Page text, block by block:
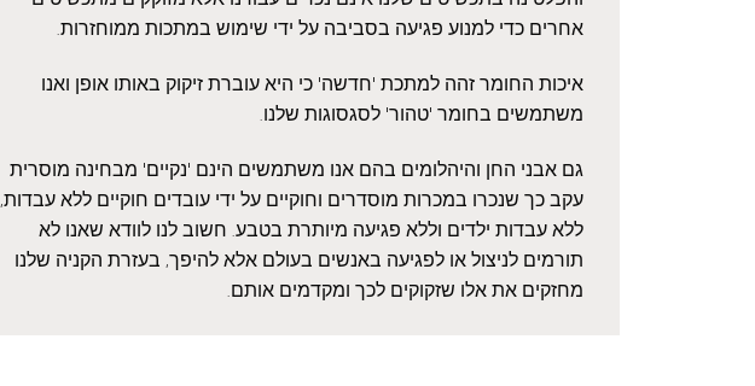
אחרים כדי למנוע פגיעה בסביבה על ידי שימוש במתכות ממוחזרות.
איכות החומר זהה למתכת 'חדשה' כי היא עוברת זיקוק באותו אופן ואנו
משתמשים בחומר 'טהור' לסגסוגות שלנו.
גם אבני החן והיהלומים בהם אנו משתמשים הינם 'נקיים' מבחינה מוסרית
עקב כך שנכרו במכרות מוסדרים וחוקיים על ידי עובדים חוקיים ללא עבדות,
ללא עבדות ילדים וללא פגיעה מיותרת בטבע. חשוב לנו לוודא שאנו לא
תורמים לניצול או לפגיעה באנשים בעולם אלא להיפך, בעזרת הקניה שלנו
מחזקים את אלו שזקוקים לכך ומקדמים אותם.